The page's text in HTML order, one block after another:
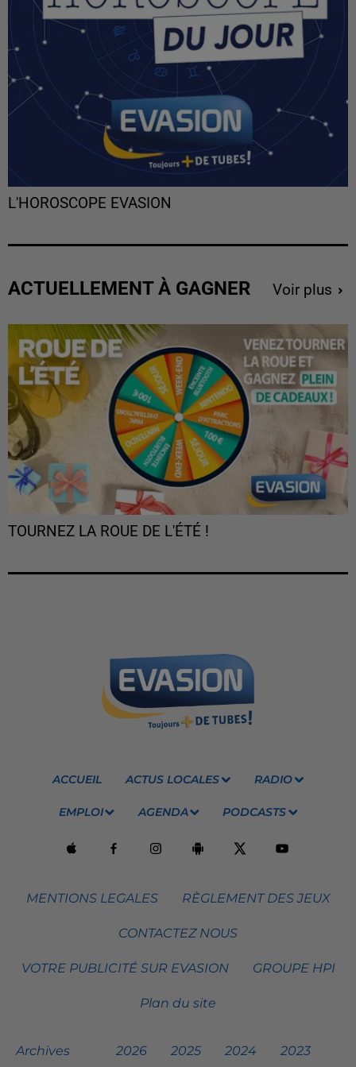
L'HOROSCOPE EVASION
ACTUELLEMENT À GAGNER Voir plus
TOURNEZ LA ROUE DE L'ÉTÉ !
ACCUEIL ACTUS LOCALES RADIO
EMPLOI AGENDA PODCASTS
MENTIONS LEGALES RÈGLEMENT DES JEUX
CONTACTEZ NOUS
VOTRE PUBLICITÉ SUR EVASION GROUPE HPI
Plan du site
Archives 2026 2025 2024 2023